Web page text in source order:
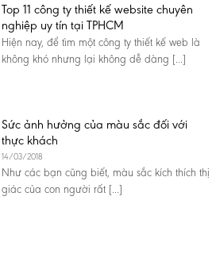
Top 11 công ty thiết kế website chuyên
nghiệp uy tín tại TPHCM
Hiện nay, để tìm một công ty thiết kế web là
không khó nhưng lại không dễ dàng [...]
Sức ảnh hưởng của màu sắc đối với
thực khách
14/03/2018
Như các bạn cũng biết, màu sắc kích thích thị
giác của con người rất [...]